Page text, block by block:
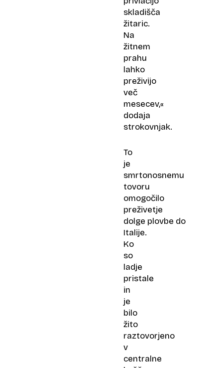
skladišča
žitaric.
Na
žitnem
prahu
lahko
preživijo
več
mesecev,«
dodaja
strokovnjak.
To
je
smrtonosnemu
tovoru
omogočilo
preživetje
dolge plovbe do
Italije.
Ko
so
ladje
pristale
in
je
bilo
žito
raztovorjeno
v
centralne